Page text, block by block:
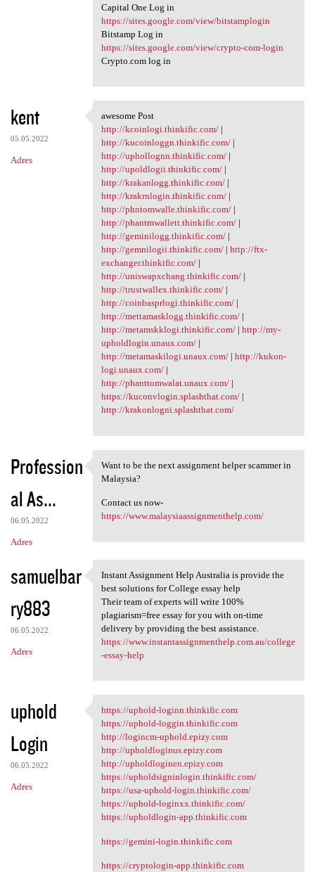
Capital One Log in
https://sites.google.com/view/bitstamplogin
Bitstamp Log in
https://sites.google.com/view/crypto-com-login
Crypto.com log in
kent
05.05.2022
Adres
awesome Post
awesome Post
http://kcoinlogi.thinkific.com/|
http://kucoinloggn.thinkific.com/|
http://uphollognn.thinkific.com/|
http://upoldlogii.thinkific.com/|
http://krakanlogg.thinkific.com/|
http://krakrnlogin.thinkific.com/|
http://phntomwalle.thinkific.com/|
http://phantmwallett.thinkific.com/|
http://geminilogg.thinkific.com/|
http://gemnilogii.thinkific.com/| http://ftx-
exchanger.thinkific.com/|
http://uniswapxchang.thinkific.com/|
http://trustwallex.thinkific.com/|
http://coinbasprlogi.thinkific.com/|
http://mettamasklogg.thinkific.com/|
http://metamskklogi.thinkific.com/| http://my-
upholdlogin.unaux.com/|
http://metamaskilogi.unaux.com/| http://kukon-
logi.unaux.com/|
http://phanttomwalat.unaux.com/|
https://kuconvlogin.splashthat.com/|
http://krakonlogni.splashthat.com/
Profession
al As...
06.05.2022
Adres
Want to be the next
Want to be the next assignment helper scammer in
Malaysia?
Contact us now-
https://www.malaysiaassignmenthelp.com/
samuelbar
ry883
06.05.2022
Adres
Instant Assignment Help
Instant Assignment Help Australia is provide the
best solutions for College essay help
Their team of experts will write 100%
plagiarism=free essay for you with on-time
delivery by providing the best assistance.
https://www.instantassignmenthelp.com.au/college
-essay-help
uphold
Login
06.05.2022
Adres
https://uphold-loginn
https://uphold-loginn.thinkific.com
https://uphold-loggin.thinkific.com
http://logincm-uphold.epizy.com
http://upholdloginus.epizy.com
http://upholdloginen.epizy.com
https://upholdsigninlogin.thinkific.com/
https://usa-uphold-login.thinkific.com/
https://uphold-loginxx.thinkific.com/
https://upholdlogin-app.thinkific.com
https://gemini-login.thinkific.com
https://cryptologin-app.thinkific.com